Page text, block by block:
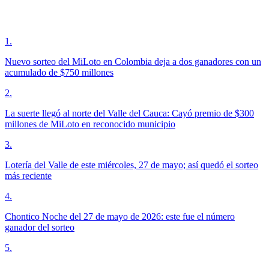
1 .
Nuevo sorteo del MiLoto en Colombia deja a dos ganadores con un
acumulado de $750 millones
2.
La suerte llegó al norte del Valle del Cauca: Cayó premio de $300
millones de MiLoto en reconocido municipio
3.
Lotería del Valle de este miércoles, 27 de mayo; así quedó el sorteo
más reciente
4.
Chontico Noche del 27 de mayo de 2026: este fue el número
ganador del sorteo
5.